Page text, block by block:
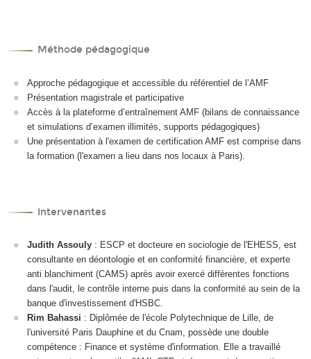
Méthode pédagogique
Approche pédagogique et accessible du référentiel de l’AMF
Présentation magistrale et participative
Accès à la plateforme d’entraînement AMF (bilans de connaissance
et simulations d’examen illimités, supports pédagogiques)
Une présentation à l'examen de certification AMF est comprise dans
la formation (l'examen a lieu dans nos locaux à Paris).
Intervenantes
Judith Assouly : ESCP et docteure en sociologie de l'EHESS, est
consultante en déontologie et en conformité financière, et experte
anti blanchiment (CAMS) après avoir exercé différentes fonctions
dans l'audit, le contrôle interne puis dans la conformité au sein de la
banque d'investissement d'HSBC.
Rim Bahassi : Diplômée de l'école Polytechnique de Lille, de
l'université Paris Dauphine et du Cnam, possède une double
compétence : Finance et système d'information. Elle a travaillé